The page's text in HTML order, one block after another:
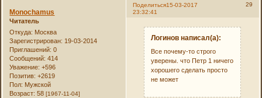
Поделиться 29
15-03-2017
23:32:41
Monochamus
Читатель
Откуда: Москва
Зарегистрирован: 19-03-2014
Приглашений: 0
Сообщений: 414
Уважение: +596
Позитив: +2619
Пол: Мужской
Возраст: 58[1967-11-04]
Логинов написал(а):
Все почему-то строго
уверены. что Петр 1 ничего
хорошего сделать просто
не может